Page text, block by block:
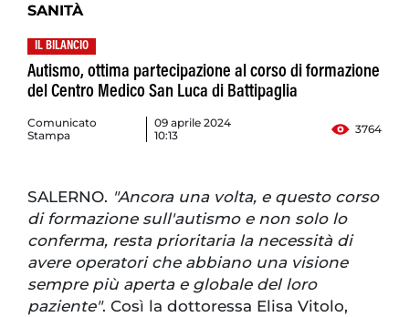
SANITÀ
IL BILANCIO
Autismo, ottima partecipazione al corso di formazione
del Centro Medico San Luca di Battipaglia
Comunicato
Stampa
09 aprile 2024
10:13
3764
SALERNO. "Ancora una volta, e questo corso
di formazione sull'autismo e non solo lo
conferma, resta prioritaria la necessità di
avere operatori che abbiano una visione
sempre più aperta e globale del loro
paziente". Così la dottoressa Elisa Vitolo,